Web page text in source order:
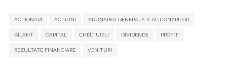
ACTIONARI ACTIUNI ADUNAREA GENERALA A ACTIONARILOR
BILANT CAPITAL CHELTUIELI DIVIDENDE PROFIT
REZULTATE FINANCIARE VENITURI